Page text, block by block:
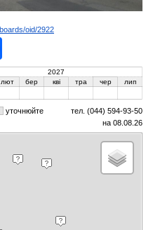
oid/2922
2027
лют бер кві тра чер лип
уточнюйте
тел. (044) 594-93-50
на 08.08.26